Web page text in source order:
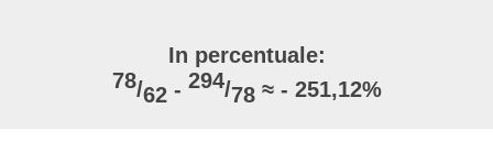
In percentuale:
78/62 - 294/78≈ - 251,12%